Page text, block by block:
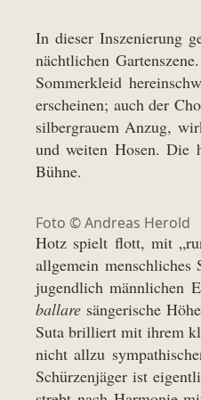
In dieser Inszenierung
nächtlichen
Sommerkleid
erscheinen; auch der
silbergrauem Anzug,
und weiten Hosen. Die
Bühne.
Foto © Andreas Herold
Hotz spielt flott, mit
allgemein
jugendlich männlichen
ballare sängerische
Suta brilliert mit ihrem
nicht allzu
Schürzenjäger ist